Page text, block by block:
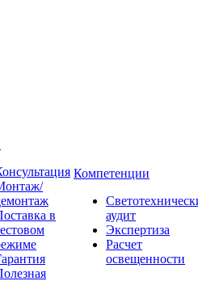
в
Компетенции
аудит
Экспертиза
Расчет
освещенности